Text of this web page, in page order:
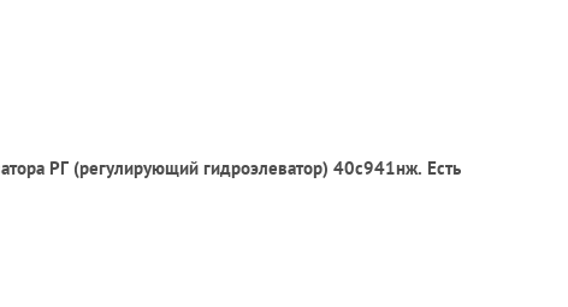
РГ (регулирующий гидроэлеватор) 40с941нж. Есть